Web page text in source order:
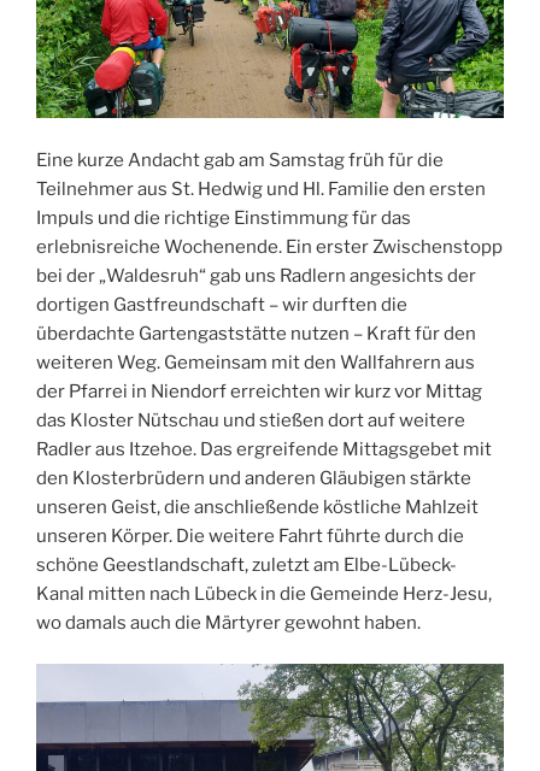
Eine kurze Andacht gab am Samstag früh für die
Teilnehmer aus St. Hedwig und Hl. Familie den ersten
Impuls und die richtige Einstimmung für das
erlebnisreiche Wochenende. Ein erster Zwischenstopp
bei der „Waldesruh“ gab uns Radlern angesichts der
dortigen Gastfreundschaft – wir durften die
überdachte Gartengaststätte nutzen – Kraft für den
weiteren Weg. Gemeinsam mit den Wallfahrern aus
der Pfarrei in Niendorf erreichten wir kurz vor Mittag
das Kloster Nütschau und stießen dort auf weitere
Radler aus Itzehoe. Das ergreifende Mittagsgebet mit
den Klosterbrüdern und anderen Gläubigen stärkte
unseren Geist, die anschließende köstliche Mahlzeit
unseren Körper. Die weitere Fahrt führte durch die
schöne Geestlandschaft, zuletzt am Elbe-Lübeck-
Kanal mitten nach Lübeck in die Gemeinde Herz-Jesu,
wo damals auch die Märtyrer gewohnt haben.